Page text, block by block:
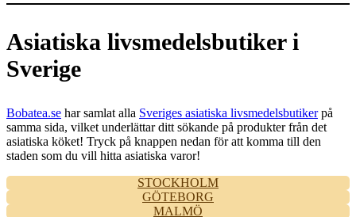
Asiatiska livsmedelsbutiker i
Sverige
Bobatea.se har samlat alla Sveriges asiatiska livsmedelsbutikerpå
samma sida, vilket underlättar ditt sökande på produkter från det
asiatiska köket! Tryck på knappen nedan för att komma till den
staden som du vill hitta asiatiska varor!
STOCKHOLM
GÖTEBORG
MALMÖ